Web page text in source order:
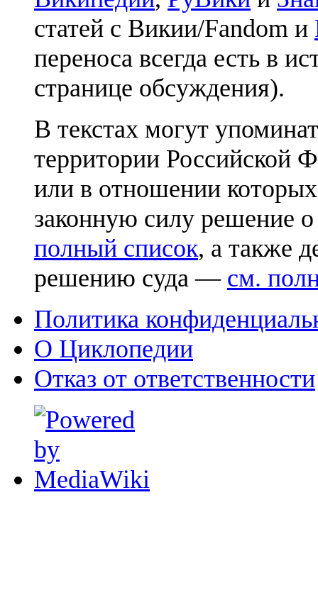
статей с Викии/Fandom и
переноса всегда есть в
странице обсуждения).
В текстах могут
территории Российской
или в отношении
законную силу решение
полный список, а также
решению суда — см.
Политика
О Циклопедии
Отказ от ответственности